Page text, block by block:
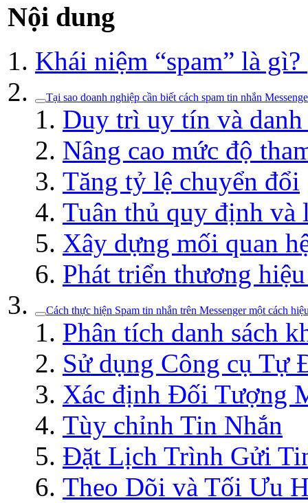
Nội dung
Khái niệm “spam” là gì?
Tại sao doanh nghiệp cần biết cách spam tin nhắn
Duy trì uy tín và
Nâng cao mức độ
Tăng tỷ lệ chuyển đổi
Tuân thủ quy định và
Xây dựng mối quan
Phát triển thương
Cách thực hiện Spam tin nhắn trên Messenger một cách
Phân tích danh sách
Sử dụng Công cụ Tự
Xác định Đối Tượng
Tùy chỉnh Tin Nhắn
Đặt Lịch Trình Gửi
Theo Dõi và Tối Ưu